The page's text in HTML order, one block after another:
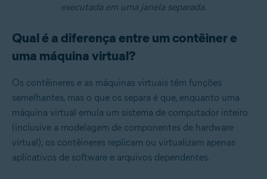
executada em uma janela separada.
Qual é a diferença entre um contêiner e
uma máquina virtual?
Os contêineres e as máquinas virtuais têm funções
semelhantes, mas o que os separa é que, enquanto uma
máquina virtual emula um sistema de computador inteiro
(inclusive a modelagem de componentes de hardware
virtual), os contêineres replicam ou virtualizam apenas
aplicativos de software e arquivos dependentes.